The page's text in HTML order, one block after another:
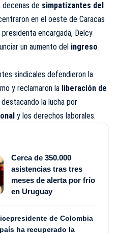
decenas de simpatizantes del
en el oeste de Caracas
encargada, Delcy
un aumento del ingreso
sindicales defendieron la
y reclamaron la liberación de
destacando la lucha por
y los derechos laborales.
Cerca de 350.000
asistencias tras tres
meses de alerta por frío
en Uruguay
de Colombia
ha recuperado la